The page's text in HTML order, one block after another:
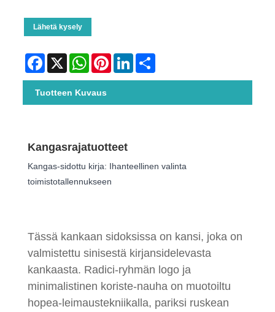
Lähetä kysely
Facebook
X WhatsAppPinterestLinkedIn
Tuotteen Kuvaus
Kangasrajatuotteet
Kangas-sidottu kirja: Ihanteellinen valinta
toimistotallennukseen
Tässä kankaan sidoksissa on kansi, joka on
valmistettu sinisestä kirjansidelevasta
kankaasta. Radici-ryhmän logo ja
minimalistinen koriste-nauha on muotoiltu
hopea-leimaustekniikalla, pariksi ruskean